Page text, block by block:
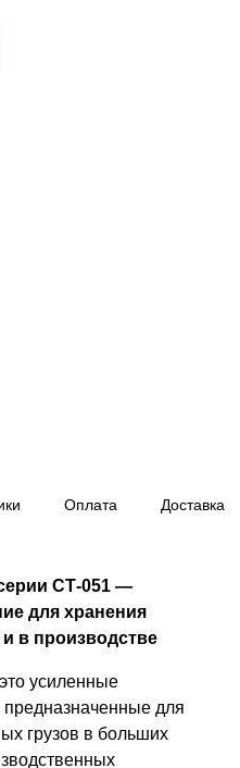
Оплата Доставка
СТ-051 —
для хранения
в производстве
усиленные
предназначенные для
грузов в больших